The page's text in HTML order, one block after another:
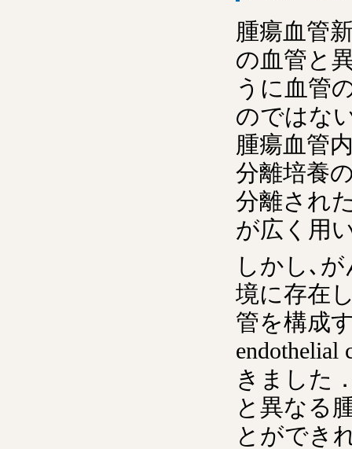
腫瘍血管
の血管と
うに血管
のではな
腫瘍血管
分離培養
分離され
が広く用
しかし､
境に存在
管を構成
きました
と異なる
とができ